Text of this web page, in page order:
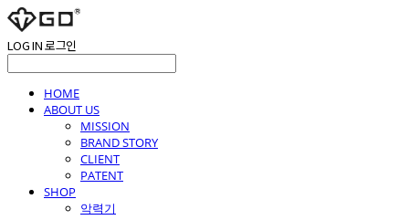
LOG IN로그인
HOME
ABOUT US
MISSION
BRAND STORY
CLIENT
PATENT
SHOP
악력기